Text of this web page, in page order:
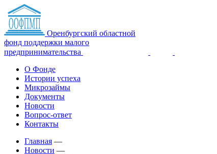
Оренбургский областной
фонд поддержки малого
предпринимательства
О Фонде
Истории успеха
Микрозаймы
Документы
Новости
Вопрос-ответ
Контакты
Главная —
Новости —